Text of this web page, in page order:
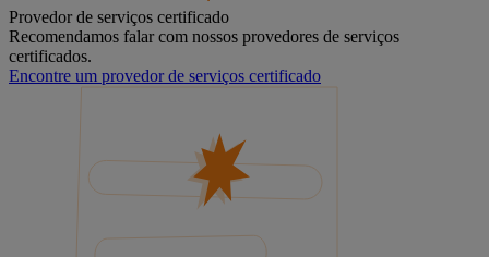
Provedor de serviços certificado
Recomendamos falar com nossos provedores de serviços
certificados.
Encontre um provedor de serviços certificado